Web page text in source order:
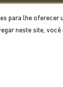
para lhe oferecer
neste site,